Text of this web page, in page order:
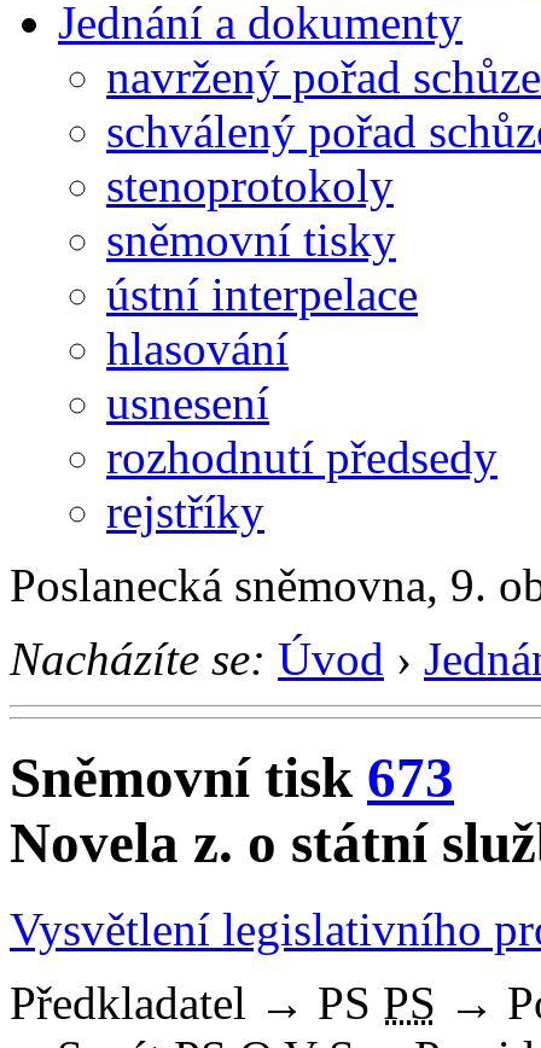
Jednání a dokumenty
navržený pořad schůze
schválený pořad
stenoprotokoly
sněmovní tisky
ústní interpelace
hlasování
usnesení
rozhodnutí předsedy
rejstříky
Poslanecká sněmovna, 9.
Nacházíte se: Úvod ›
Sněmovní tisk 673
Novela z. o státní
Vysvětlení legislativního
Předkladatel → PS PS →